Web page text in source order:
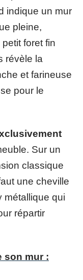
indique un mur
pleine,
foret fin
révèle la
et farineuse
pour le
Sur un
classique
une cheville
métallique qui
répartir
son mur :